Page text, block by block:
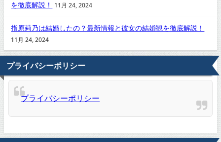
を徹底解説！
11月 24, 2024
指原莉乃は結婚したの？最新情報と彼女の結婚観を徹底解説！
11月 24, 2024
プライバシーポリシー
プライバシーポリシー